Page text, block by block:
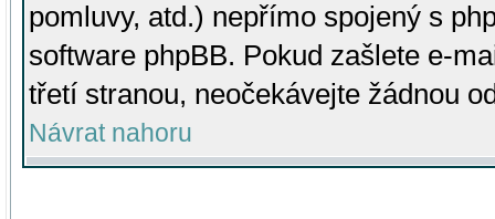
pomluvy, atd.) nepřímo spojený s
software phpBB. Pokud zašlete e-
třetí stranou, neočekávejte žádnou
Návrat nahoru